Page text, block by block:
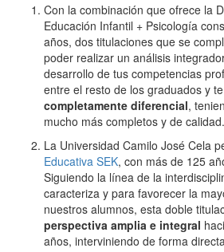
Con la combinación que ofrece la
Educación Infantil + Psicología
años, dos titulaciones que se
poder realizar un análisis
desarrollo de tus competencias
entre el resto de los graduados y
completamente diferencial,
mucho más completos y de calidad.
La Universidad Camilo José Cela
Educativa SEK, con más de 125
Siguiendo la línea de la
caracteriza y para favorecer la
nuestros alumnos, esta doble
perspectiva amplia e integral
años, interviniendo de forma